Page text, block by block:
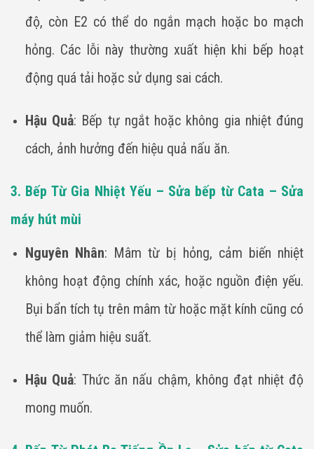
độ, còn E2 có thể do ngắn mạch hoặc bo mạch
hỏng. Các lỗi này thường xuất hiện khi bếp hoạt
động quá tải hoặc sử dụng sai cách.
Hậu Quả: Bếp tự ngắt hoặc không gia nhiệt đúng
cách, ảnh hưởng đến hiệu quả nấu ăn.
3. Bếp Từ Gia Nhiệt Yếu – Sửa bếp từ Cata – Sửa
máy hút mùi
Nguyên Nhân: Mâm từ bị hỏng, cảm biến nhiệt
không hoạt động chính xác, hoặc nguồn điện yếu.
Bụi bẩn tích tụ trên mâm từ hoặc mặt kính cũng có
thể làm giảm hiệu suất.
Hậu Quả: Thức ăn nấu chậm, không đạt nhiệt độ
mong muốn.